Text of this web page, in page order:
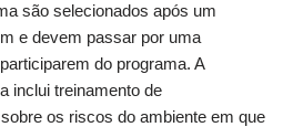
são selecionados após um
e devem passar por uma
do programa. A
inclui treinamento de
os riscos do ambiente em que